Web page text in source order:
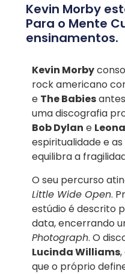
Kevin Morby
Para o Mente
ensinamentos.
Kevin Morby
rock americano
e The Babies
uma discografia
Bob Dylan e
espiritualidade e
equilibra a
O seu percurso
Little Wide Open.
estúdio é descrito
data, encerrando
Photograph. O
Lucinda Williams
que o próprio